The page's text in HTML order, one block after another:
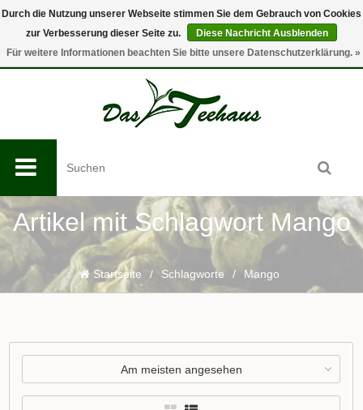
0
Artikel mit Schlagwort Mango
Startseite / Schlagworte / Mango
Am meisten angesehen
Durch die Nutzung unserer Webseite stimmen Sie dem Gebrauch von Cookies
zur Verbesserung dieser Seite zu.
Diese Nachricht Ausblenden
Für weitere Informationen beachten Sie bitte unsere Datenschutzerklärung. »